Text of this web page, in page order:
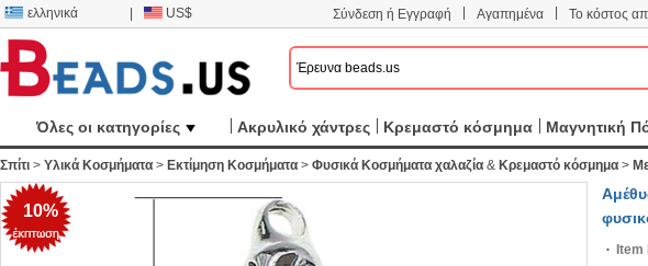
ελληνικά US$ Σύνδεση ή Εγγραφή Αγαπημένα Το κόστος
Όλες οι κατηγορίες Ακρυλικό χάντρες Κρεμαστό κόσμημα Μαγνητική
Σπίτι > Υλικά Κοσμήματα > Εκτίμηση Κοσμήματα > Φυσικά Κοσμήματα χαλαζία & Κρεμαστό κόσμημα >
10%
Item